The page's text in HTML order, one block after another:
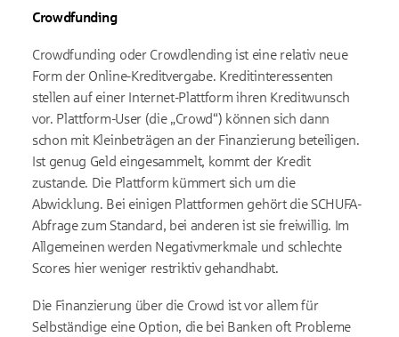
Crowdfunding
Crowdfunding oder Crowdlending ist eine relativ neue
Form der Online-Kreditvergabe. Kreditinteressenten
stellen auf einer Internet-Plattform ihren Kreditwunsch
vor. Plattform-User (die „Crowd“) können sich dann
schon mit Kleinbeträgen an der Finanzierung beteiligen.
Ist genug Geld eingesammelt, kommt der Kredit
zustande. Die Plattform kümmert sich um die
Abwicklung. Bei einigen Plattformen gehört die SCHUFA-
Abfrage zum Standard, bei anderen ist sie freiwillig. Im
Allgemeinen werden Negativmerkmale und schlechte
Scores hier weniger restriktiv gehandhabt.
Die Finanzierung über die Crowd ist vor allem für
Selbständige eine Option, die bei Banken oft Probleme